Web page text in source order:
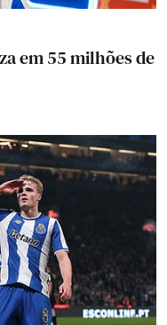
em 55 milhões de